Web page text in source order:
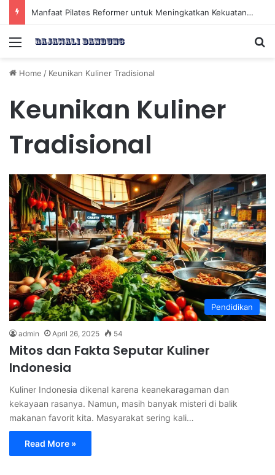
Manfaat Pilates Reformer untuk Meningkatkan Kekuatan Otot Inti Secara Efektif
Menu
Home / Keunikan Kuliner Tradisional
Keunikan Kuliner
Tradisional
Pendidikan
admin April 26, 2025 54
Mitos dan Fakta Seputar Kuliner
Indonesia
Kuliner Indonesia dikenal karena keanekaragaman dan
kekayaan rasanya. Namun, masih banyak misteri di balik
makanan favorit kita. Masyarakat sering kali…
Read More »